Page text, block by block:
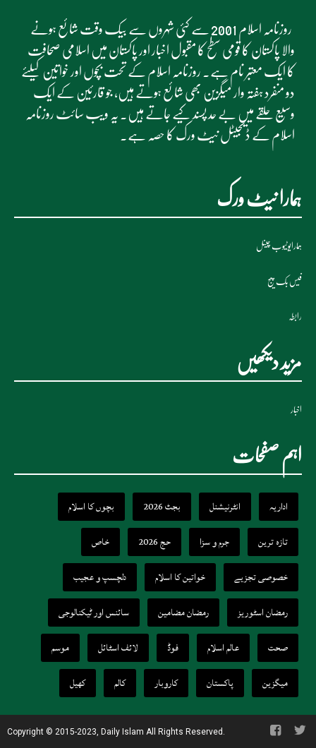
روزنامہ اسلام 2001 سے کئی شہروں سے بیک وقت شائع ہونے
والا پاکستان کا قومی سطح کا مقبول اخبار اور پاکستان میں اسلامی صحافت
کا ایک معتبر نام ہے۔ روزنامہ اسلام کے تحت بچوں اور خواتین کیلئے
دو منفرد ہفتہ وار میگزین بھی شائع ہوتے ہیں، جو قارئین کے ایک
وسیع حلقے میں بے حد پسند کیے جاتے ہیں۔ یہ ویب سائٹ روزنامہ
اسلام کے ڈیجیٹل نیٹ ورک کا حصہ ہے۔
ہمارا نیٹ ورک
ہمارایوٹیوب چینل
فیس بک پیج
رابطہ
مزید دیکھیں
اخبار
اہم صفحات
اداریہ انٹرنیشنل بجٹ 2026
بچوں کا اسلام
تازہ ترین
جرم و سزا حج 2026
خاص
خصوصی تجزیے
خواتین کا اسلام
دلچسپ و عجیب
رمضان اسٹوریز
رمضان مضامین
سائنس اور ٹیکنالوجی
صحت
عالم اسلام فوڈ لائف اسٹائل
موسم
میگزین
پاکستان کاروبار کالم کھیل
Copyright © 2015-2023, Daily Islam All Rights Reserved.